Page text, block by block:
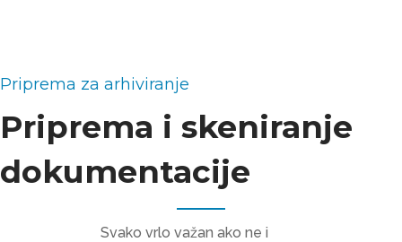
Priprema za arhiviranje
Priprema i skeniranje
dokumentacije
Svako vrlo važan ako ne i